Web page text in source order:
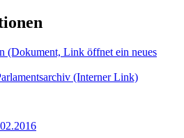
(Dokument, Link öffnet ein neues
(Interner Link)